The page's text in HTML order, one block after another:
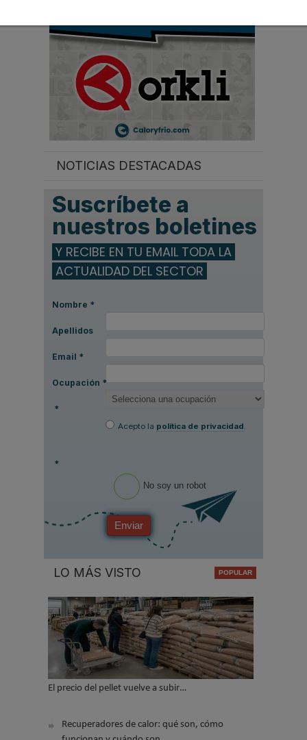
NOTICIAS DESTACADAS
Suscríbete a
nuestros boletines
Y RECIBE EN TU EMAIL TODA LA
ACTUALIDAD DEL SECTOR
Nombre *
Apellidos
Email *
Ocupación *
*
Acepto la política de privacidad
*
No soy un robot
Enviar
LO MÁS VISTO
El precio del pellet vuelve a subir…
Recuperadores de calor: qué son, cómo